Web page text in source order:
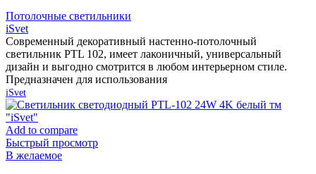
Потолочные светильники
iSvet
Современный декоративный настенно-потолочный
светильник PTL 102, имеет лаконичный, универсальный
дизайн и выгодно смотрится в любом интерьерном стиле.
Предназначен для использования
iSvet
Add to compare
Быстрый просмотр
В желаемое